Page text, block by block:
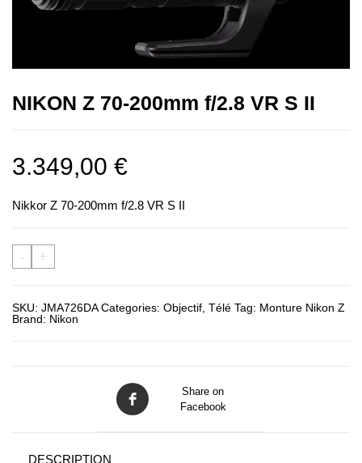
NIKON Z 70-200mm f/2.8 VR S II
3.349,00 €
Nikkor Z 70-200mm f/2.8 VR S II
- +
SKU: JMA726DA Categories: Objectif Télé Tag: Monture Nikon Z
Brand: Nikon
Share on
Facebook
DESCRIPTION